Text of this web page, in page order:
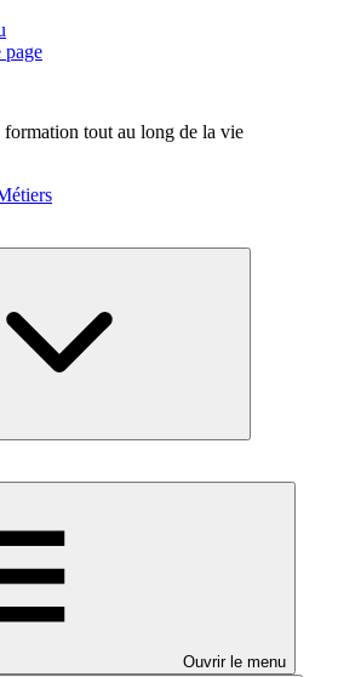
page
formation tout au long de la vie
Ouvrir le menu